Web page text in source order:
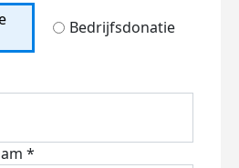
Bedrijfsdonatie
*